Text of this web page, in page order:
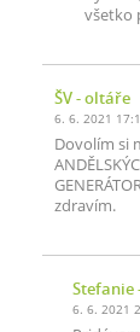
všetko
ŠV- oltáře
6. 6. 2021
Dovolím si
zdravím.
Stefanie
6. 6. 2021